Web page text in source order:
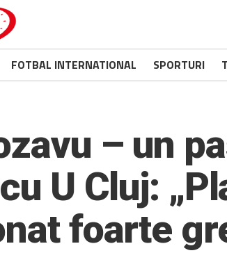
FOTBAL INTERNATIONAL SPORTURI
– un
U Cluj:
foarte